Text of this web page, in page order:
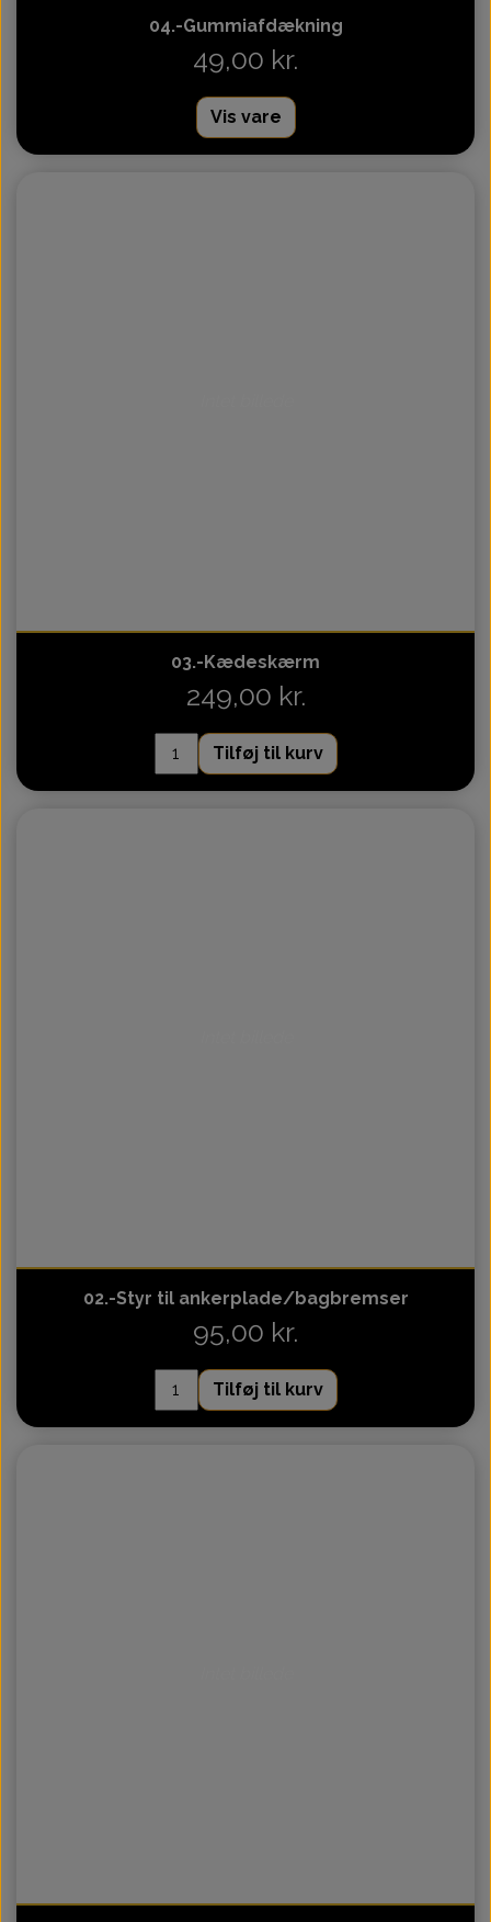
04.-Gummiafdækning
49,00 kr.
Vis vare
03.-Kædeskærm
249,00 kr.
Tilføj til kurv
02.-Styr til ankerplade/bagbremser
95,00 kr.
Tilføj til kurv